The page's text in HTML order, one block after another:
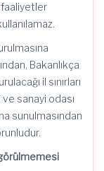
faaliyetler
Bakanlıkça
il sınırları
sanayi odası
sunulmasından